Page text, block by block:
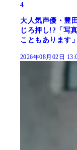
4
大人気声優・豊
じろ押し!?「写
こともあります」
2026年08月02日